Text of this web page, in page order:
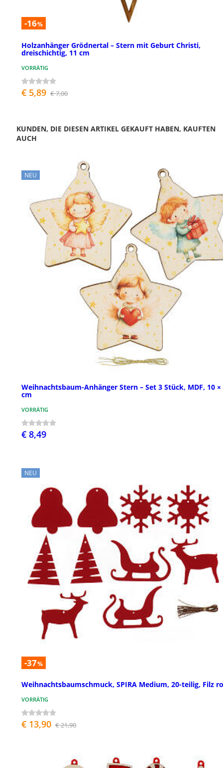
-16%
Holzanhänger Grödnertal – Stern mit Geburt Christi,
dreischichtig, 11 cm
VORRÄTIG
€ 5,89 € 7,00
KUNDEN, DIE DIESEN ARTIKEL GEKAUFT HABEN, KAUFTEN
AUCH
NEU
Weihnachtsbaum-Anhänger Stern – Set 3 Stück, MDF, 10 ×
cm
VORRÄTIG
€ 8,49
NEU
-37%
Weihnachtsbaumschmuck, SPIRA Medium, 20-teilig, Filz
VORRÄTIG
€ 13,90 € 21,90